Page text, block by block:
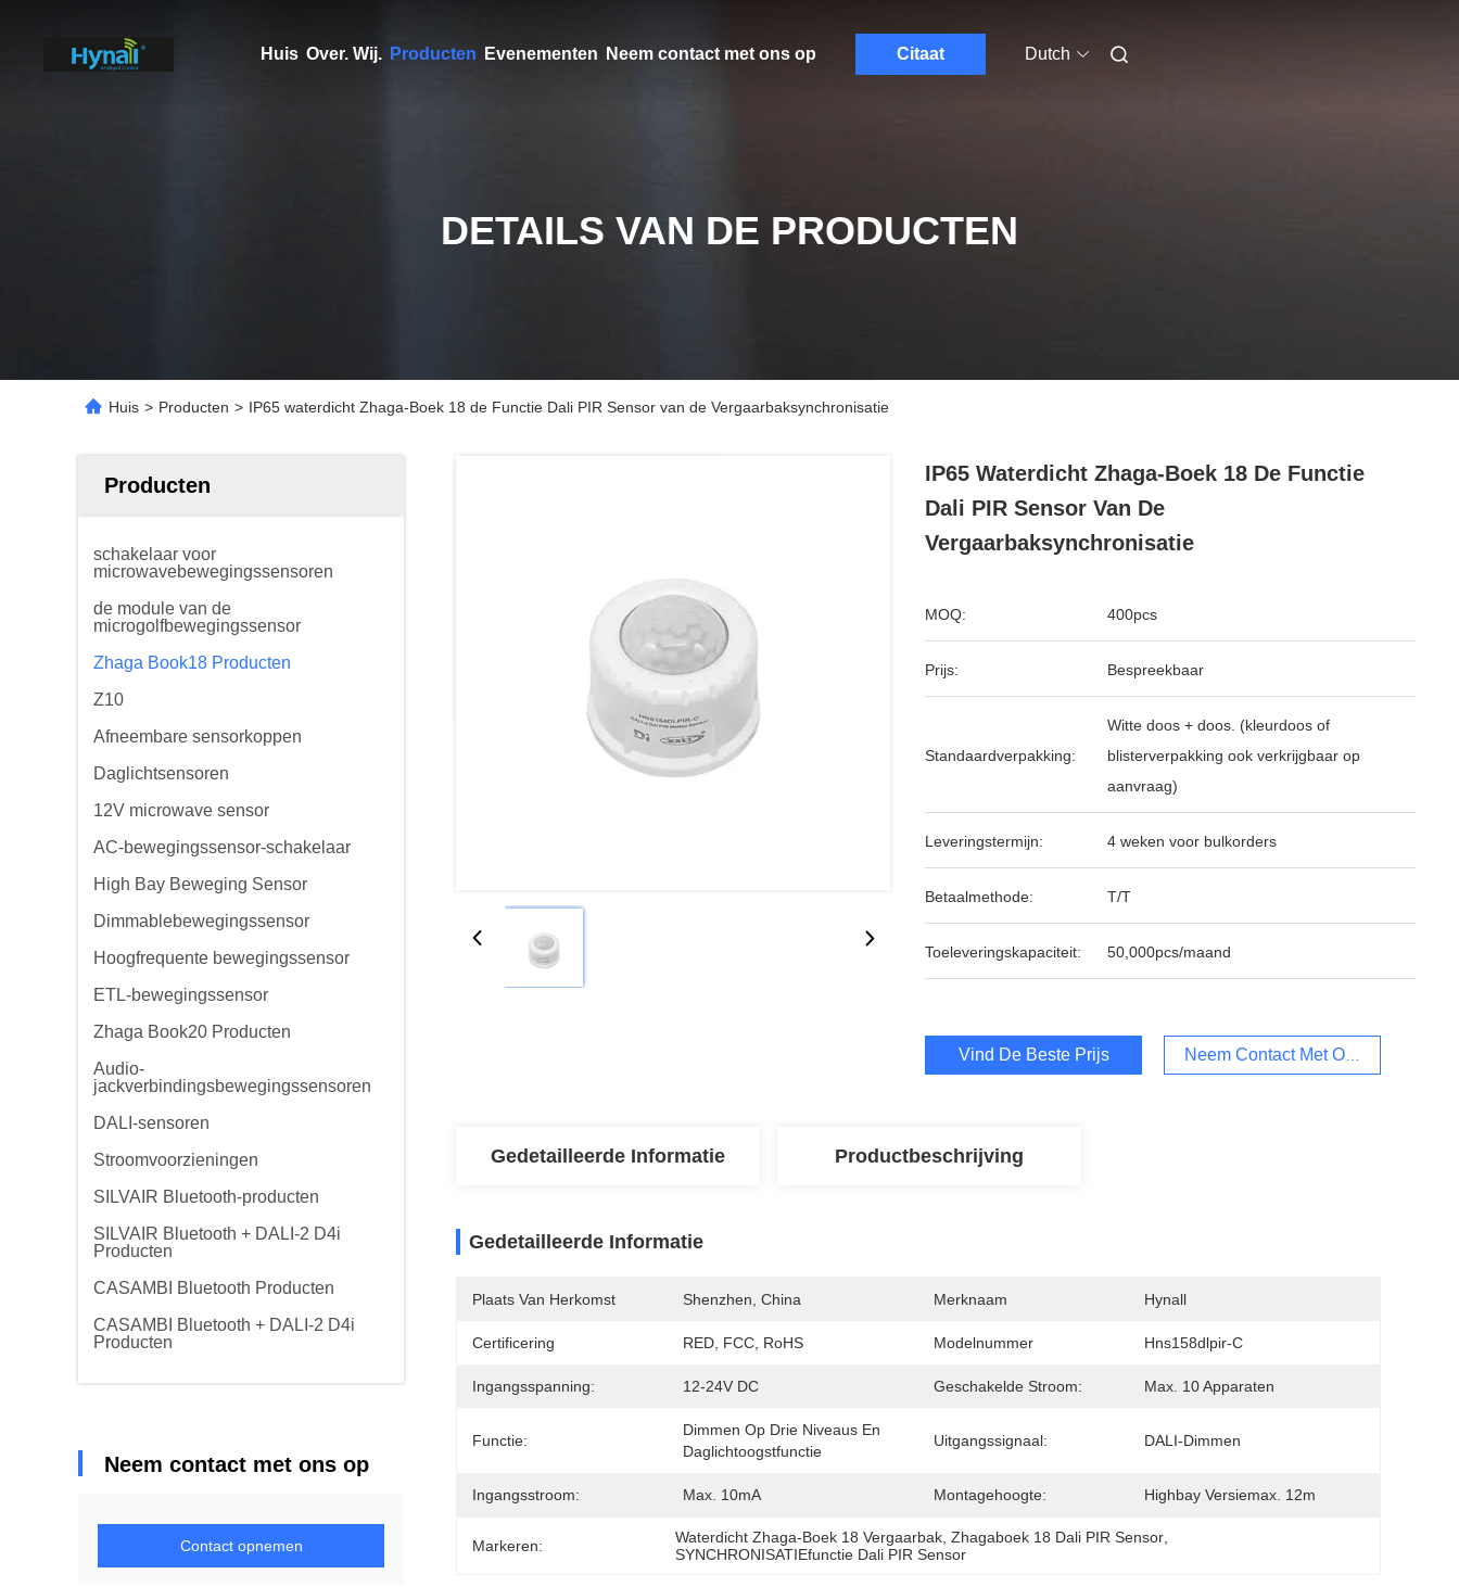
Huis Over. Wij. Producten Evenementen Neem contact met ons op Citaat Dutch
DETAILS VAN DE PRODUCTEN
Huis > Producten > IP65 waterdicht Zhaga-Boek 18 de Functie Dali PIR Sensor van de Vergaarbaksynchronisatie
Producten
schakelaar voor
microwavebewegingssensoren
de module van de
microgolfbewegingssensor
Zhaga Book18 Producten
Z10
Afneembare sensorkoppen
Daglichtsensoren
12V microwave sensor
AC-bewegingssensor-schakelaar
High Bay Beweging Sensor
Dimmablebewegingssensor
Hoogfrequente bewegingssensor
ETL-bewegingssensor
Zhaga Book20 Producten
Audio-
jackverbindingsbewegingssensoren
DALI-sensoren
Stroomvoorzieningen
SILVAIR Bluetooth-producten
SILVAIR Bluetooth + DALI-2 D4i
Producten
CASAMBI Bluetooth Producten
CASAMBI Bluetooth + DALI-2 D4i
Producten
Neem contact met ons op
Contact opnemen
IP65 Waterdicht Zhaga-Boek 18 De Functie
Dali PIR Sensor Van De
Vergaarbaksynchronisatie
MOQ: 400pcs
Prijs: Bespreekbaar
Standaardverpakking:
Witte doos + doos. (kleurdoos of
blisterverpakking ook verkrijgbaar op
aanvraag)
Leveringstermijn: 4 weken voor bulkorders
Betaalmethode: T/T
Toeleveringskapaciteit: 50,000pcs/maand
Vind De Beste Prijs Neem Contact Met Ons Op
Gedetailleerde Informatie Productbeschrijving
Gedetailleerde Informatie
Plaats Van Herkomst Shenzhen, China Merknaam Hynall
Certificering RED, FCC, RoHS Modelnummer Hns158dlpir-C
Ingangsspanning: 12-24V DC Geschakelde Stroom: Max. 10 Apparaten
Functie:
Dimmen Op Drie Niveaus En
Daglichtoogstfunctie
Uitgangssignaal: DALI-Dimmen
Ingangsstroom: Max. 10mA Montagehoogte: Highbay Versiemax. 12m
Markeren: Waterdicht Zhaga-Boek 18 Vergaarbak , Zhagaboek 18 Dali PIR Sensor
SYNCHRONISATIEfunctie Dali PIR Sensor